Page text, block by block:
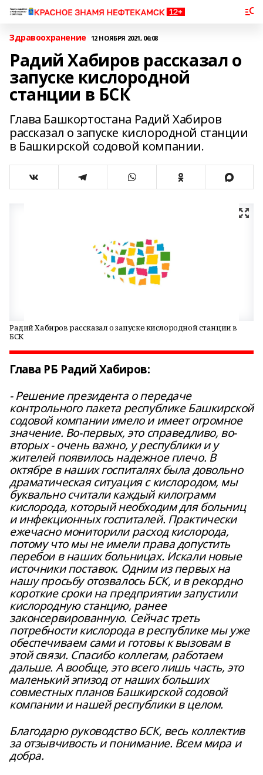
Здравоохранение 12 НОЯБРЯ 2021, 06:08
Радий Хабиров рассказал о
запуске кислородной
станции в БСК
Глава Башкортостана Радий Хабиров
рассказал о запуске кислородной станции
в Башкирской содовой компании.
Радий Хабиров рассказал о запуске кислородной станции в
БСК
Глава РБ Радий Хабиров:
- Решение президента о передаче
контрольного пакета республике Башкирской
содовой компании имело и имеет огромное
значение. Во-первых, это справедливо, во-
вторых - очень важно, у республики и у
жителей появилось надежное плечо. В
октябре в наших госпиталях была довольно
драматическая ситуация с кислородом, мы
буквально считали каждый килограмм
кислорода, который необходим для больниц
и инфекционных госпиталей. Практически
ежечасно мониторили расход кислорода,
потому что мы не имели права допустить
перебои в наших больницах. Искали новые
источники поставок. Одним из первых на
нашу просьбу отозвалось БСК, и в рекордно
короткие сроки на предприятии запустили
кислородную станцию, ранее
законсервированную. Сейчас треть
потребности кислорода в республике мы уже
обеспечиваем сами и готовы к вызовам в
этой связи. Спасибо коллегам, работаем
дальше. А вообще, это всего лишь часть, это
маленький эпизод от наших больших
совместных планов Башкирской содовой
компании и нашей республики в целом.
Благодарю руководство БСК, весь коллектив
за отзывчивость и понимание. Всем мира и
добра.